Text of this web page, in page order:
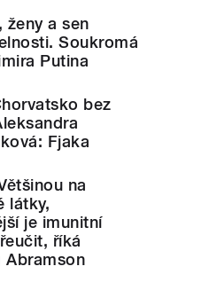
ženy a sen
Soukromá
Putina
bez
Fjaka
na
látky,
je imunitní
říká
Abramson